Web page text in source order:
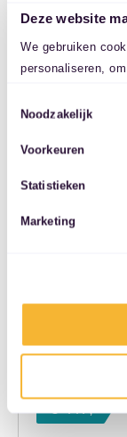
Deze website
We gebruiken
personaliseren,
uw gebruik van
combineren met
of die ze hebben
Noodzakelijk
Voorkeuren
Statistieken
Marketing
BMW X3
xDrive30e
€ 447,-